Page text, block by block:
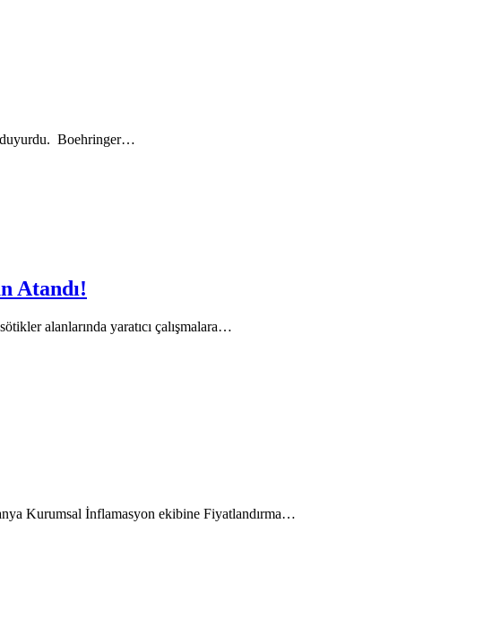
duyurdu. Boehringer…
Atandı!
alanlarında yaratıcı çalışmalara…
Kurumsal İnflamasyon ekibine Fiyatlandırma…